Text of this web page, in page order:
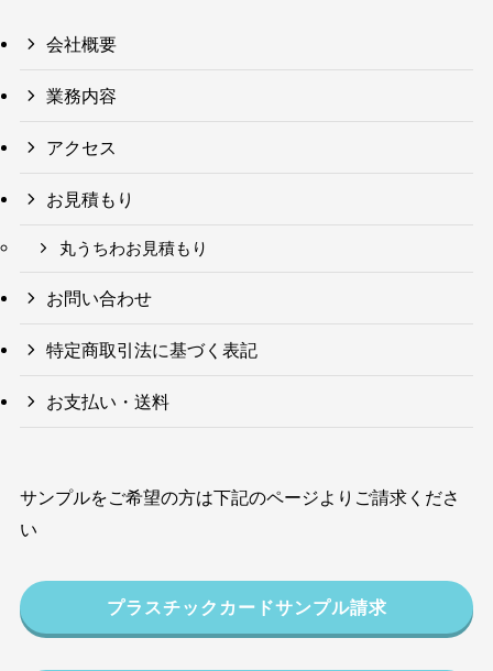
会社概要
業務内容
アクセス
お見積もり
丸うちわお見積もり
お問い合わせ
特定商取引法に基づく表記
お支払い・送料
サンプルをご希望の方は下記のページよりご請求くださ
い
プラスチックカードサンプル請求